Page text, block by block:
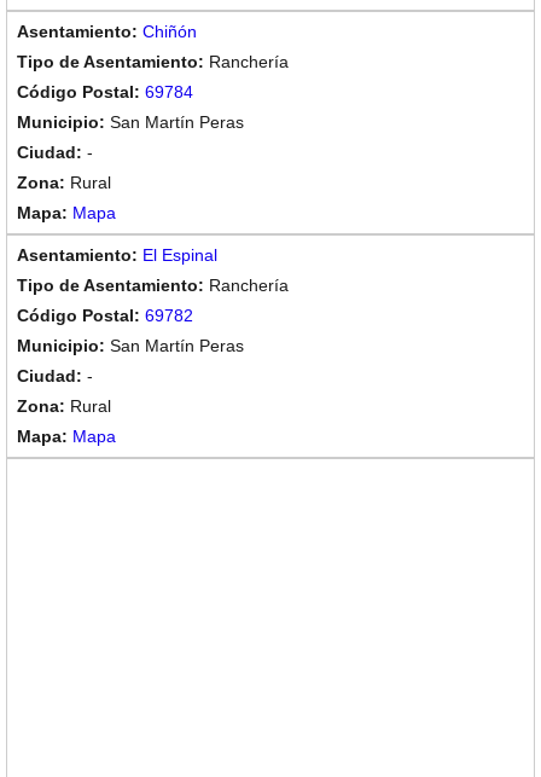
Chiñón
Ranchería
69784
San Martín Peras
-
Rural
Mapa
El Espinal
Ranchería
69782
San Martín Peras
-
Rural
Mapa